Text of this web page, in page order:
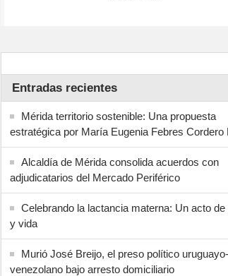
Entradas recientes
Mérida territorio sostenible: Una propuesta
estratégica por María Eugenia Febres Cordero
Alcaldía de Mérida consolida acuerdos con
adjudicatarios del Mercado Periférico
Celebrando la lactancia materna: Un acto de
y vida
Murió José Breijo, el preso político uruguayo-
venezolano bajo arresto domiciliario